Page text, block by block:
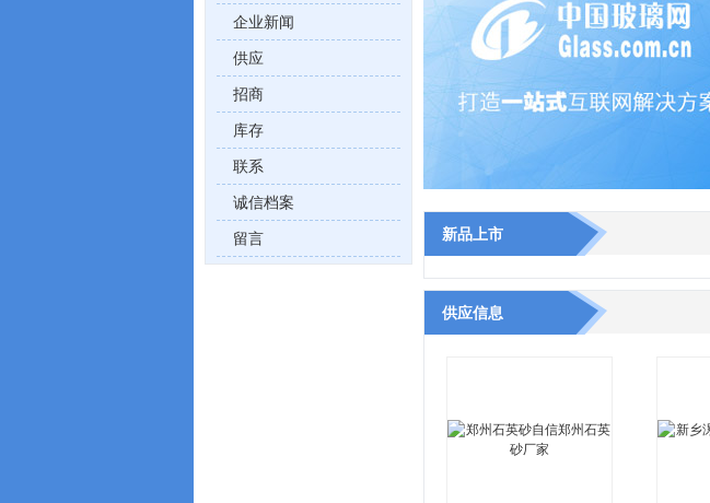
新品上市
供应信息
企业新闻
供应
招商
库存
联系
诚信档案
留言